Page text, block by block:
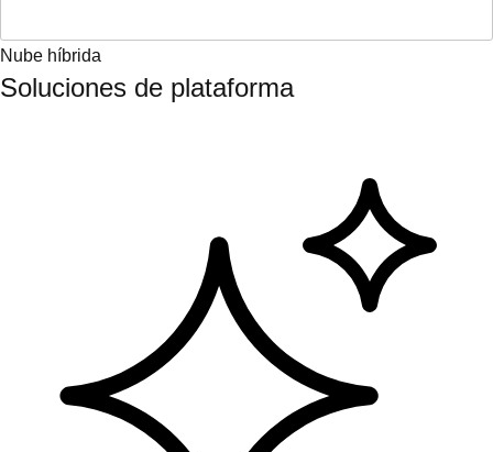
Nube híbrida
Soluciones de plataforma